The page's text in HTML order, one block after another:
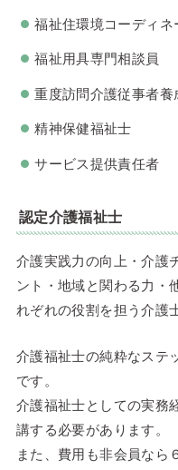
福祉住環境コーディネ
福祉用具専門相談員
重度訪問介護従事者養
精神保健福祉士
サービス提供責任者
認定介護福祉士
介護実践力の向上・介護
ント・地域と関わる力・
れぞれの役割を担う介護
介護福祉士の純粋なステ
です。
介護福祉士としての実務
講する必要があります。
また、費用も非会員なら